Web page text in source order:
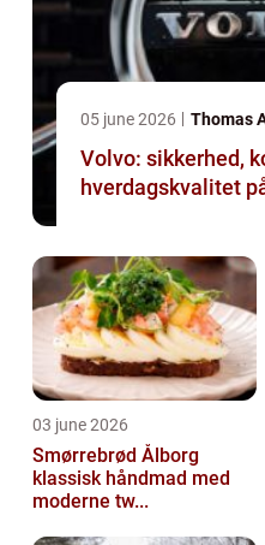
05 june 2026 Thomas
Volvo: sikkerhed,
hverdagskvalitet
03 june 2026
Smørrebrød Ålborg
klassisk håndmad med
moderne tw...